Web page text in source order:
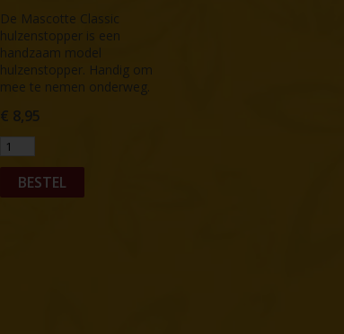
De Mascotte Classic
hulzenstopper is een
handzaam model
hulzenstopper. Handig om
mee te nemen onderweg.
€ 8,95
BESTEL